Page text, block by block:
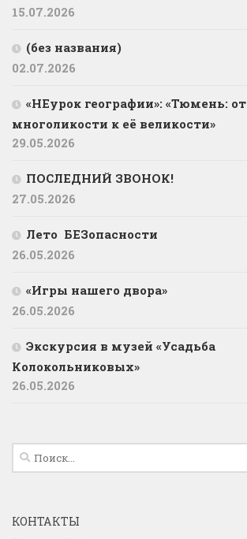
15.07.2026
(без названия)
02.07.2026
«НЕурок географии»: «Тюмень: от
многоликости к её великости»
29.05.2026
ПОСЛЕДНИЙ ЗВОНОК!
27.05.2026
Лето БЕЗопасности
26.05.2026
«Игры нашего двора»
26.05.2026
Экскурсия в музей «Усадьба
Колокольниковых»
26.05.2026
Найти:
КОНТАКТЫ